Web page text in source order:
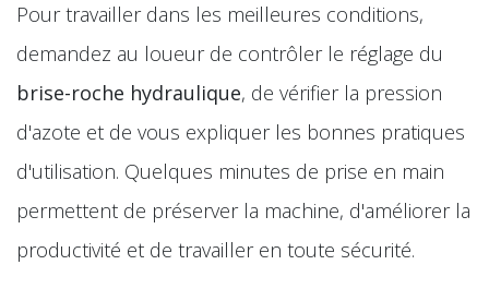
Pour travailler dans les meilleures conditions,
demandez au loueur de contrôler le réglage du
brise-roche hydraulique, de vérifier la pression
d'azote et de vous expliquer les bonnes pratiques
d'utilisation. Quelques minutes de prise en main
permettent de préserver la machine, d'améliorer la
productivité et de travailler en toute sécurité.